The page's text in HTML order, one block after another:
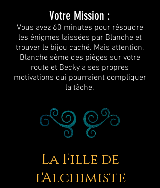
Votre Mission :
Vous avez 60 minutes pour résoudre
les énigmes laissées par Blanche et
trouver le bijou caché. Mais attention,
Blanche sème des pièges sur votre
route et Becky a ses propres
motivations qui pourraient compliquer
la tâche.
La Fille de
l'Alchimiste